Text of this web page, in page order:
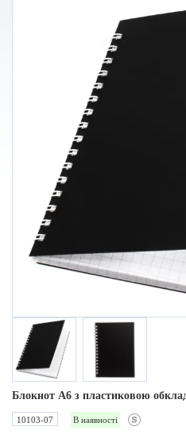
Блокнот А6 з пластиковою
10103-07 В наявності